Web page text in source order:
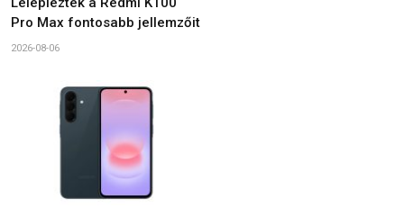
Pro Max fontosabb jellemzőit
2026-08-06